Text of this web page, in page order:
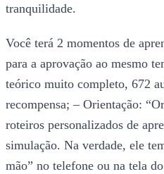
tranquilidade.
Você terá 2 momentos de
para a aprovação ao mesmo
teórico muito completo, 672
recompensa; – Orientação:
roteiros personalizados de
simulação. Na verdade, ele
mão” no telefone ou na tela